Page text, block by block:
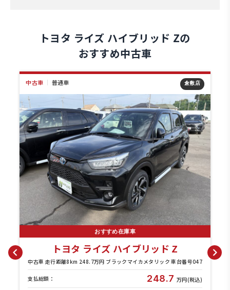
トヨタ ライズ ハイブリッド Zの
おすすめ中古車
トヨタ ライズ ハイブリッド Z
行距離8km 248.7万円 ブラックマイカメタリック 車台番号047
万円(税込)
中古車｜ 普通車
トヨ
中古車 走行距離
支払総額：